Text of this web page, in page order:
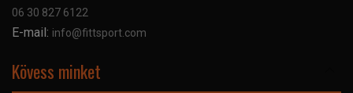
Adatvédelmi nyilatkozat
06 30 827 6122
E-mail: info@fittsport.com
Kövess minket